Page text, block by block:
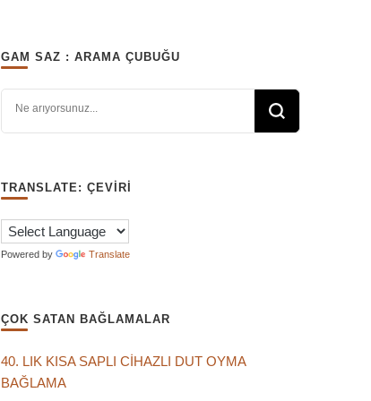
GAM SAZ : ARAMA ÇUBUĞU
TRANSLATE: ÇEVIRI
Powered by Translate
ÇOK SATAN BAĞLAMALAR
40. LIK KISA SAPLI CİHAZLI DUT OYMA
BAĞLAMA